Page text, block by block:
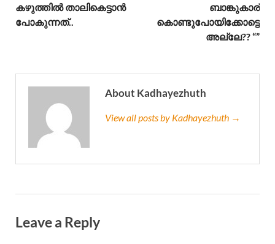
കഴുത്തിൽ താലികെട്ടാൻ
പോകുന്നത്..
ബാങ്കുകാര്
കൊണ്ടുപോയിക്കോട്ടെ
അല്ലേ?? “”
About Kadhayezhuth
View all posts by Kadhayezhuth →
Leave a Reply